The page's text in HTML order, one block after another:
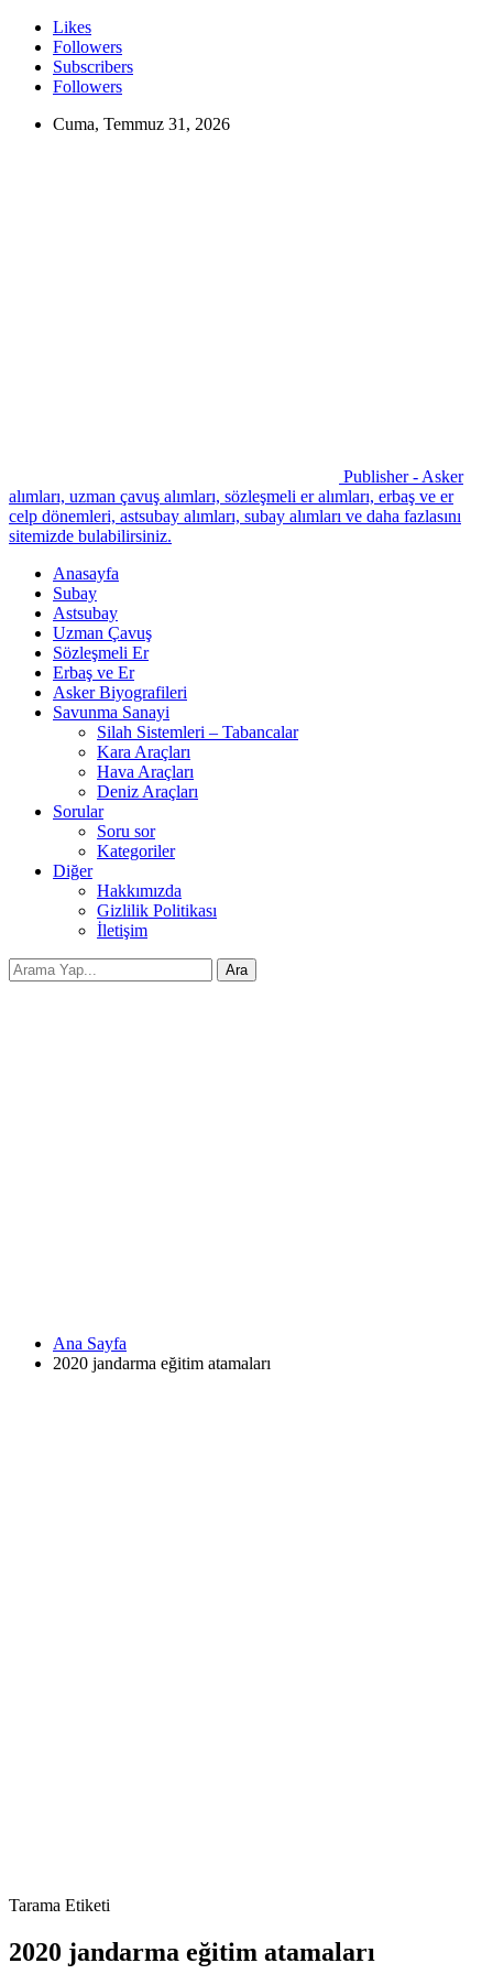
Likes
Followers
Subscribers
Followers
Cuma, Temmuz 31, 2026
Publisher - Asker
alımları, uzman çavuş alımları, sözleşmeli er alımları, erbaş ve er
celp dönemleri, astsubay alımları, subay alımları ve daha fazlasını
sitemizde bulabilirsiniz.
Anasayfa
Subay
Astsubay
Uzman Çavuş
Sözleşmeli Er
Erbaş ve Er
Asker Biyografileri
Savunma Sanayi
Silah Sistemleri – Tabancalar
Kara Araçları
Hava Araçları
Deniz Araçları
Sorular
Soru sor
Kategoriler
Diğer
Hakkımızda
Gizlilik Politikası
İletişim
Ana Sayfa
2020 jandarma eğitim atamaları
Tarama Etiketi
2020 jandarma eğitim atamaları